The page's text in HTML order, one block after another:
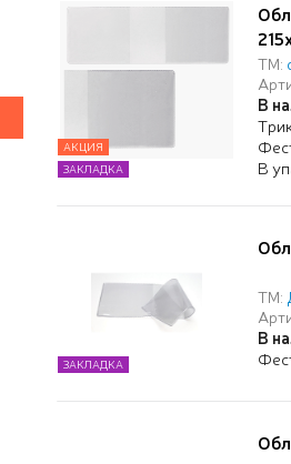
ТМ:
В
В
АКЦИЯ
ЗАКЛАДКА
ТМ:
В
ЗАКЛАДКА